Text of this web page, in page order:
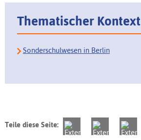
Thematischer Kontext
Sonderschulwesen in Berlin
Teile diese Seite: